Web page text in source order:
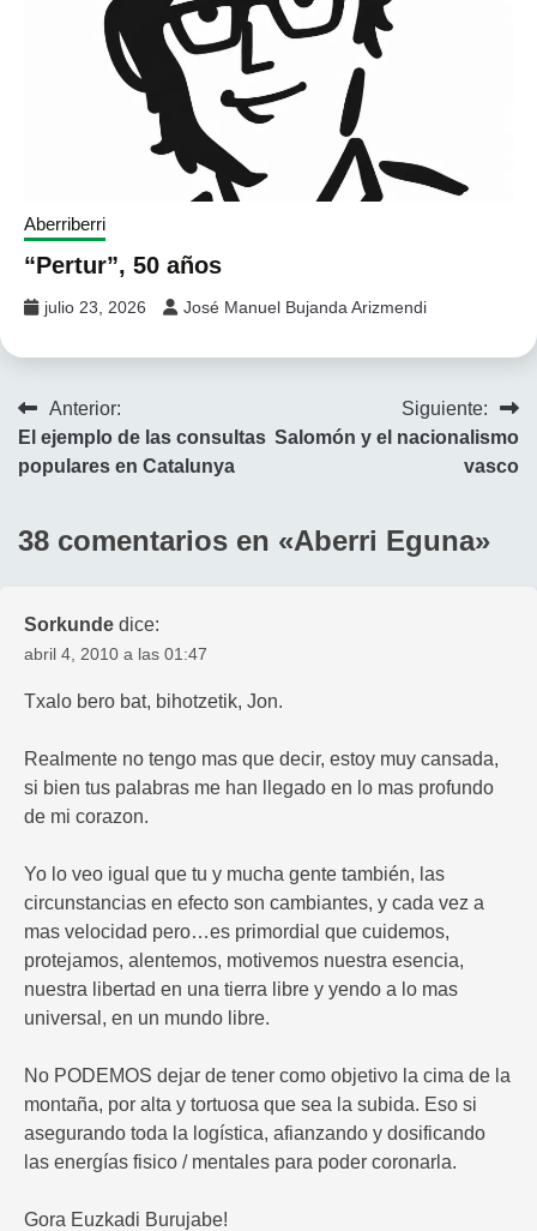
Aberriberri
“Pertur”, 50 años
julio 23, 2026 José Manuel Bujanda Arizmendi
Navegación
de
Anterior:
El ejemplo de las consultas
populares en Catalunya
Siguiente:
Salomón y el nacionalismo
vasco
38 comentarios en «Aberri Eguna»
Sorkunde dice:
abril 4, 2010 a las 01:47
Txalo bero bat, bihotzetik, Jon.
Realmente no tengo mas que decir, estoy muy cansada,
si bien tus palabras me han llegado en lo mas profundo
de mi corazon.
Yo lo veo igual que tu y mucha gente también, las
circunstancias en efecto son cambiantes, y cada vez a
mas velocidad pero…es primordial que cuidemos,
protejamos, alentemos, motivemos nuestra esencia,
nuestra libertad en una tierra libre y yendo a lo mas
universal, en un mundo libre.
No PODEMOS dejar de tener como objetivo la cima de la
montaña, por alta y tortuosa que sea la subida. Eso si
asegurando toda la logística, afianzando y dosificando
las energías fisico / mentales para poder coronarla.
Gora Euzkadi Burujabe!